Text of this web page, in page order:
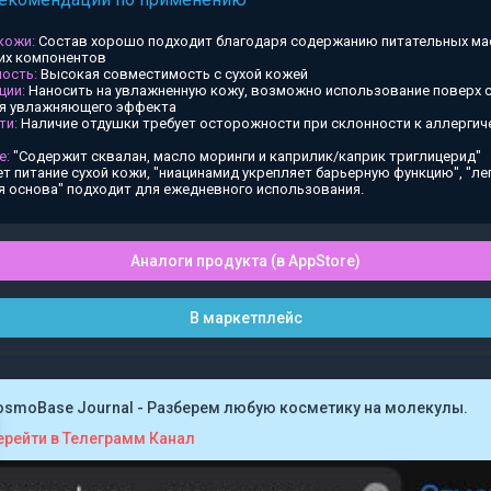
Состав хорошо подходит благодаря содержанию питательных
компонентов
Высокая совместимость с сухой кожей
Наносить на увлажненную кожу, возможно использование поверх
увлажняющего эффекта
Наличие отдушки требует осторожности при склонности к
"Содержит сквалан, масло моринги и каприлик/каприк триглицерид"
питание сухой кожи, "ниацинамид укрепляет барьерную функцию",
основа" подходит для ежедневного использования.
Аналоги продукта (в AppStore)
В маркетплейс
Journal - Разберем любую косметику на молекулы.
в Телеграмм Канал